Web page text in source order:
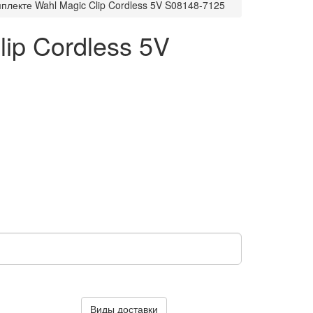
Wahl Magic Clip Cordless 5V S08148-7125
Cordless 5V
Виды доставки